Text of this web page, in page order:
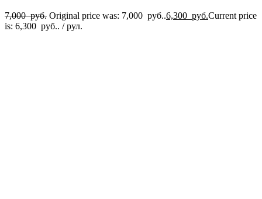
7,000руб. Original price was: 7,000 руб..6,300 руб.Current price
is: 6,300 руб.. / рул.